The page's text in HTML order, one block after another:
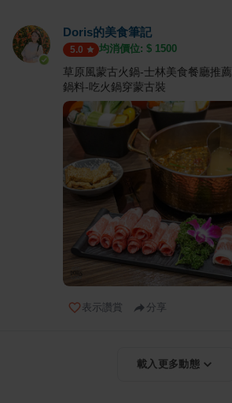
Doris的美食筆記
5.0 均消價位: $ 1500
草原風蒙古火鍋-士林美食餐廳推
鍋料-吃火鍋穿蒙古裝
表示讚賞 分享
載入更多動態